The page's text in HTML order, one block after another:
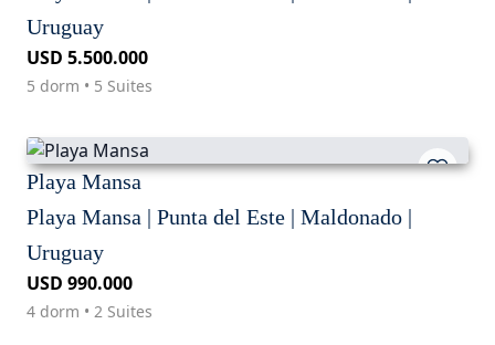
Uruguay
USD 5.500.000
5 dorm • 5 Suites
Playa Mansa
Playa Mansa | Punta del Este | Maldonado |
Uruguay
USD 990.000
4 dorm • 2 Suites